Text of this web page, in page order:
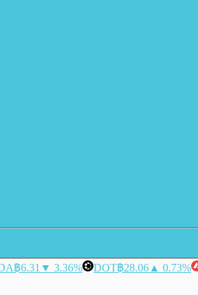
฿6.31 ▼ 3.36% DOT฿28.06 ▲ 0.73%